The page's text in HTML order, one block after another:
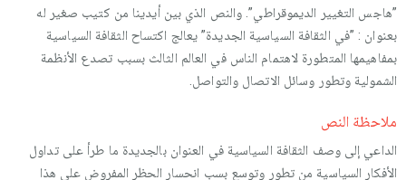
”هاجس التغيير الديموقراطي”. والنص الذي بين أيدينا من كتيب صغير له
بعنوان : ”في الثقافة السياسية الجديدة” يعالج اكتساح الثقافة السياسية
بمفاهيمها المتطورة لاهتمام الناس في العالم الثالث بسبب تصدع الأنظمة
الشمولية وتطور وسائل الاتصال والتواصل.
ملاحظة النص
الداعي إلى وصف الثقافة السياسية في العنوان بالجديدة ما طرأ على تداول
الأفكار السياسية من تطور وتوسع بسب انحسار الحظر المفروض على هذا